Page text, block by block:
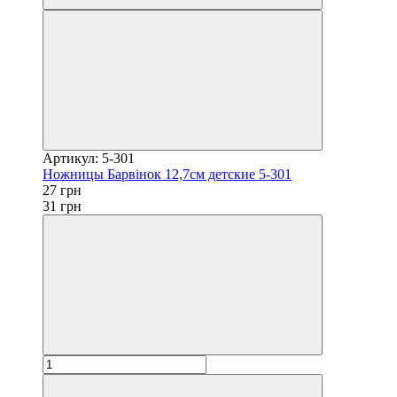
Артикул: 5-301
Ножницы Барвінок 12,7см детские 5-301
27 грн
31 грн